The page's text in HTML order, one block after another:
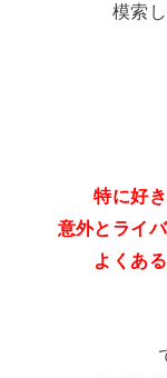
模索
特に好
意外とライ
よくあ